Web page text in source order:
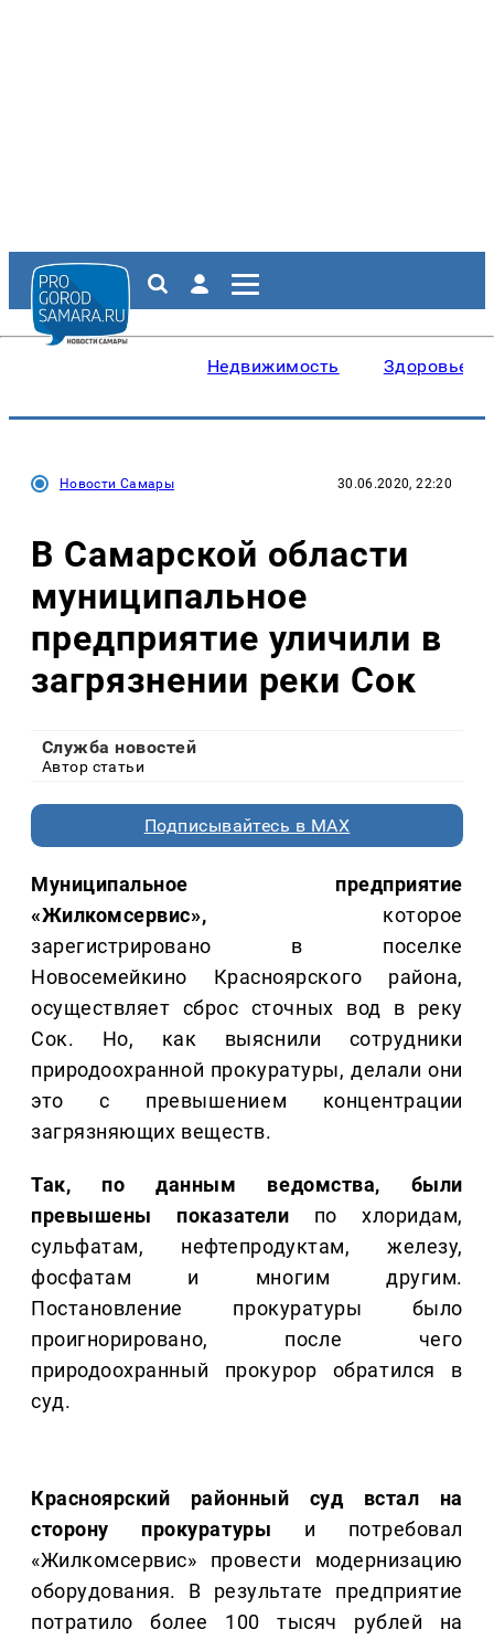
Недвижимость Здоровье
Новости Самары 30.06.2020, 22:20
В Самарской области
муниципальное
предприятие уличили в
загрязнении реки Сок
Служба новостей
Автор статьи
Подписывайтесь в MAX
Муниципальное предприятие
«Жилкомсервис», которое
зарегистрировано в поселке
Новосемейкино Красноярского района,
осуществляет сброс сточных вод в реку
Сок. Но, как выяснили сотрудники
природоохранной прокуратуры, делали они
это с превышением концентрации
загрязняющих веществ.
Так, по данным ведомства, были
превышены показатели по хлоридам,
сульфатам, нефтепродуктам, железу,
фосфатам и многим другим.
Постановление прокуратуры было
проигнорировано, после чего
природоохранный прокурор обратился в
суд.
Красноярский районный суд встал на
сторону прокуратуры и потребовал
«Жилкомсервис» провести модернизацию
оборудования. В результате предприятие
потратило более 100 тысяч рублей на